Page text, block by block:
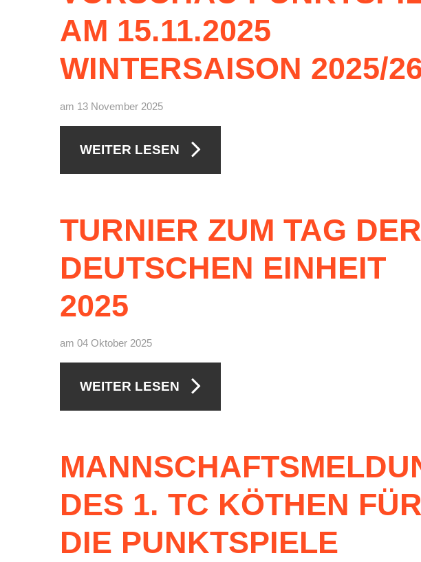
Downloads
Die Geschichte
AM 15.11.2025
WINTERSAISON 2025/
am 13 November 2025
WEITER LESEN
TURNIER ZUM TAG DER
DEUTSCHEN EINHEIT
2025
am 04 Oktober 2025
WEITER LESEN
DES 1. TC KÖTHEN FÜR
DIE PUNKTSPIELE